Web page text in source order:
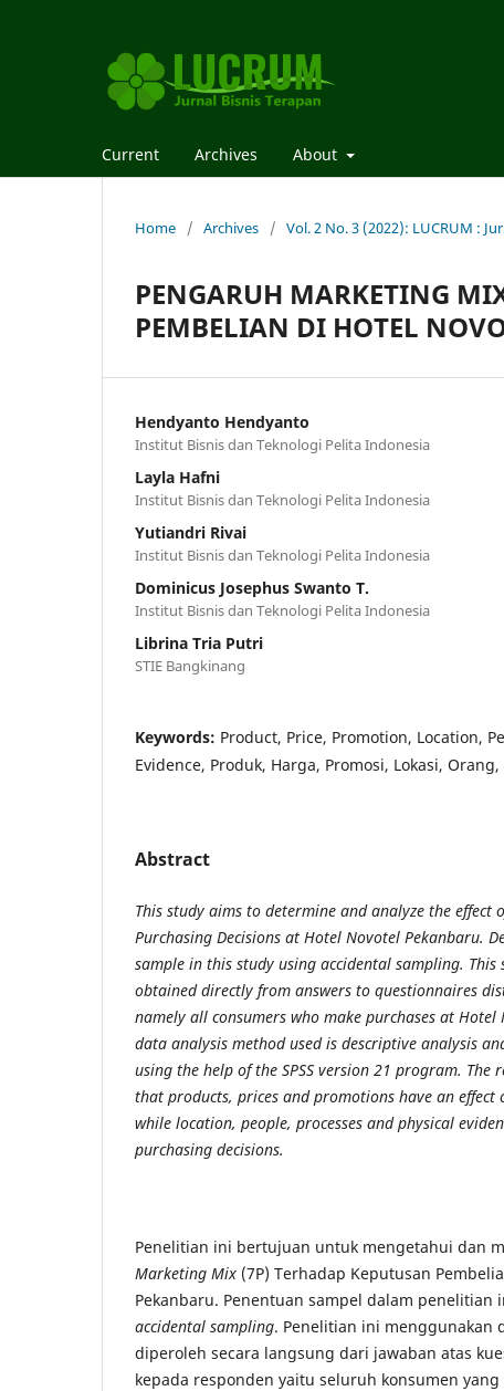
Current Archives About
Home / Archives / Vol. 2 No. 3 (2022): LUCRUM :
PENGARUH MARKETING
PEMBELIAN DI HOTEL
Hendyanto Hendyanto
Institut Bisnis dan Teknologi Pelita Indonesia
Layla Hafni
Institut Bisnis dan Teknologi Pelita Indonesia
Yutiandri Rivai
Institut Bisnis dan Teknologi Pelita Indonesia
Dominicus Josephus Swanto T.
Institut Bisnis dan Teknologi Pelita Indonesia
Librina Tria Putri
STIE Bangkinang
Keywords: Product, Price, Promotion, Location,
Evidence, Produk, Harga, Promosi, Lokasi,
Abstract
This study aims to determine and analyze the effect
Purchasing Decisions at Hotel Novotel Pekanbaru.
sample in this study using accidental sampling.
obtained directly from answers to questionnaires
namely all consumers who make purchases at Hotel
data analysis method used is descriptive analysis
using the help of the SPSS version 21 program. The
that products, prices and promotions have an effect
while location, people, processes and physical
purchasing decisions.
Penelitian ini bertujuan untuk mengetahui dan
Marketing Mix (7P) Terhadap Keputusan
Pekanbaru. Penentuan sampel dalam penelitian
accidental sampling. Penelitian ini menggunakan
diperoleh secara langsung dari jawaban atas
kepada responden yaitu seluruh konsumen